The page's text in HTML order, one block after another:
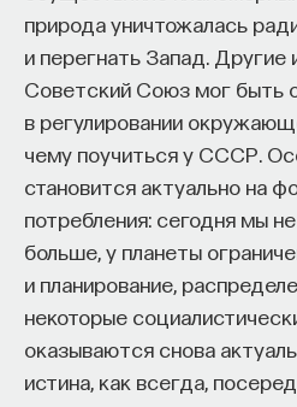
природа уничтожалась
и перегнать Запад. Другие
Советский Союз мог быть
в регулировании
чему поучиться у СССР.
становится актуально на
потребления: сегодня мы
больше, у планеты
и планирование,
некоторые
оказываются снова
истина, как всегда,
профессиональные, есть,
профессиональные, есть
непрофессиональные. Все
на производстве текстов,
не связаны с их научной
возникает проблема с
международной практики в
Вторая проблема
судебной экспертизы
именно спрашивают у
посмотреть на вопросы,
в суде, когда мы выясняем,